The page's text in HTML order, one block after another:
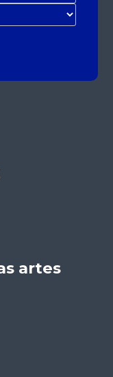
artes